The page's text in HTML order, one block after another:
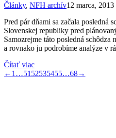
Články, NFH archív12 marca, 2013
Pred pár dňami sa začala posledná
Slovenskej republiky pred
Samozrejme táto posledná schôdza
a rovnako ju podrobíme analýze v
Čítať viac
← 1 …51 52535455…68→